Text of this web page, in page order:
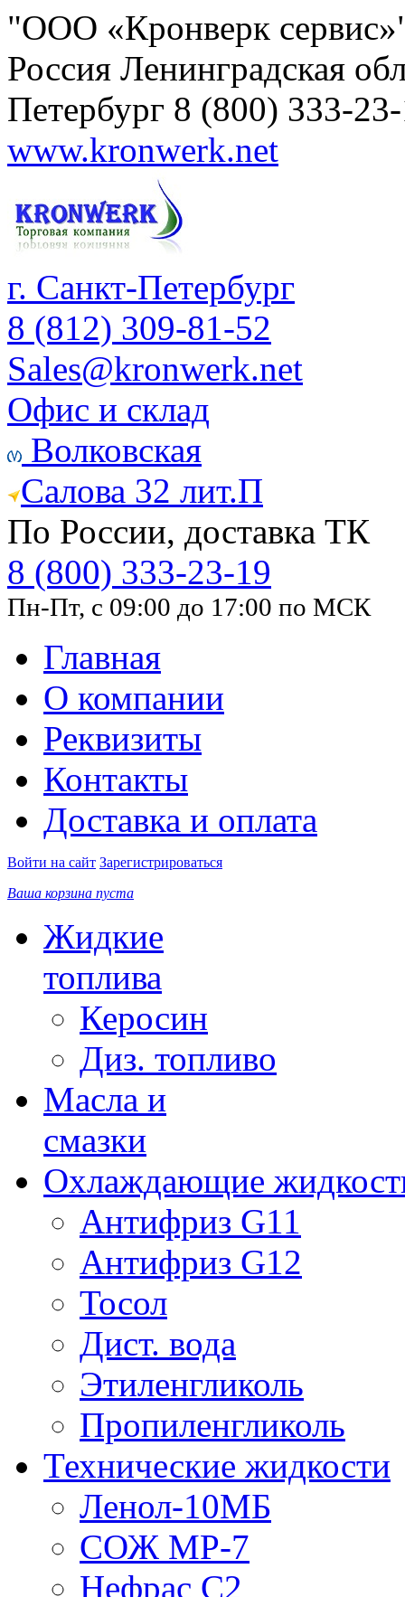
"ООО «Кронверк
Россия Ленинградская
Петербург 8 (800) 333-
www.kronwerk.net
г. Санкт-Петербург
8 (812) 309-81-52
Sales@kronwerk.net
Офис и склад
Волковская
Салова 32 лит.П
По России, доставка ТК
8 (800) 333-23-19
Пн-Пт, с 09:00 до 17:00 по МСК
Главная
О компании
Реквизиты
Контакты
Доставка и оплата
Войти на сайт Зарегистрироваться
Ваша корзина пуста
Жидкие
топлива
Керосин
Диз. топливо
Масла и
смазки
Охлаждающие
Антифриз G11
Антифриз G12
Тосол
Дист. вода
Этиленгликоль
Пропиленгликоль
Технические жидкости
Ленол-10МБ
СОЖ МР-7
Нефрас С2